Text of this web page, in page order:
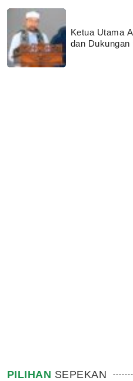
Ketua Utama
dan Dukungan
PILIHAN SEPEKAN